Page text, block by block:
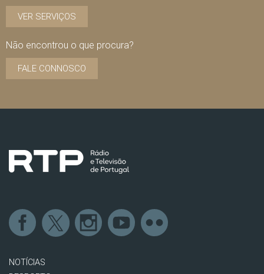
VER SERVIÇOS
Não encontrou o que procura?
FALE CONNOSCO
NOTÍCIAS